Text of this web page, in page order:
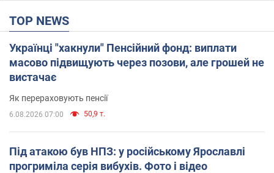
TOP NEWS
Українці "хакнули" Пенсійний фонд: виплати
масово підвищують через позови, але грошей не
вистачає
Як перераховують пенсії
6.08.2026 07:00 50,9 т.
Під атакою був НПЗ: у російському Ярославлі
прогриміла серія вибухів. Фото і відео